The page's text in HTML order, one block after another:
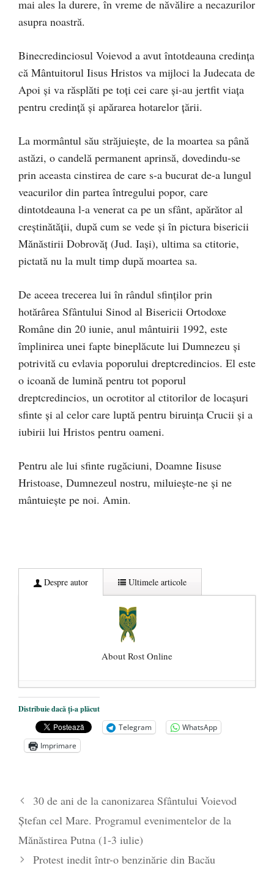
mai ales la durere, în vreme de năvălire a necazurilor
asupra noastră.
Binecredinciosul Voievod a avut întotdeauna credinţa
că Mântuitorul Iisus Hristos va mijloci la Judecata de
Apoi şi va răsplăti pe toţi cei care şi-au jertfit viaţa
pentru credinţă şi apărarea hotarelor ţării.
La mormântul său străjuieşte, de la moartea sa până
astăzi, o candelă permanent aprinsă, dovedindu-se
prin aceasta cinstirea de care s-a bucurat de-a lungul
veacurilor din partea întregului popor, care
dintotdeauna l-a venerat ca pe un sfânt, apărător al
creştinătăţii, după cum se vede şi în pictura bisericii
Mănăstirii Dobrovăţ (Jud. Iaşi), ultima sa ctitorie,
pictată nu la mult timp după moartea sa.
De aceea trecerea lui în rândul sfinţilor prin
hotărârea Sfântului Sinod al Bisericii Ortodoxe
Române din 20 iunie, anul mântuirii 1992, este
împlinirea unei fapte bineplăcute lui Dumnezeu şi
potrivită cu evlavia poporului dreptcredincios. El este
o icoană de lumină pentru tot poporul
dreptcredincios, un ocrotitor al ctitorilor de locaşuri
sfinte şi al celor care luptă pentru biruinţa Crucii şi a
iubirii lui Hristos pentru oameni.
Pentru ale lui sfinte rugăciuni, Doamne Iisuse
Hristoase, Dumnezeul nostru, miluieşte-ne şi ne
mântuieşte pe noi. Amin.
Despre autor Ultimele articole
About Rost Online
Dezvăluiri cutremurătoare despre
președintele Ucrainei, Volodymyr
Zelensky
- 13 mai 2026
Statul care servește Națiunea
poetului Octavian Goga, înlăturat din Iași
- 16 aprilie 2026
Distribuie dacă ți-a plăcut
Telegram
WhatsApp
Imprimare
30 de ani de la canonizarea Sfântului Voievod
Ștefan cel Mare. Programul evenimentelor de la
Mănăstirea Putna (1-3 iulie)
Protest inedit într-o benzinărie din Bacău